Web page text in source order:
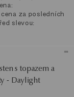
za posledních
slevou:
s topazem a
- Daylight